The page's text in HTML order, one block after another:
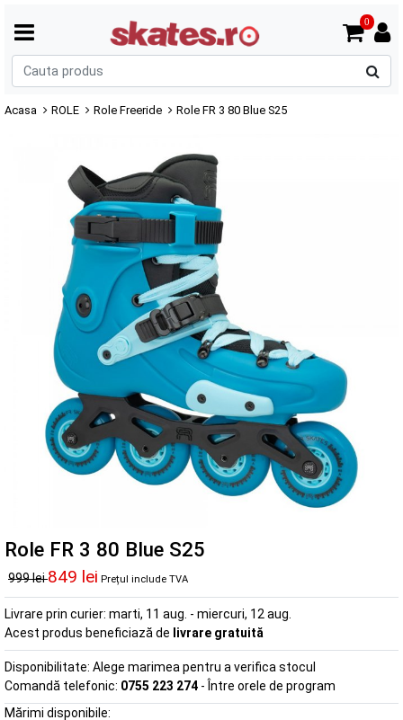
0
Acasa ROLE Role Freeride Role FR 3 80 Blue S25
Role FR 3 80 Blue S25
999 lei849 lei Prețul include TVA
Livrare prin curier: marti, 11 aug. - miercuri, 12 aug.
Acest produs beneficiază de livrare gratuită
Disponibilitate: Alege marimea pentru a verifica stocul
Comandă telefonic: 0755 223 274 - Între orele de program
Mărimi disponibile: